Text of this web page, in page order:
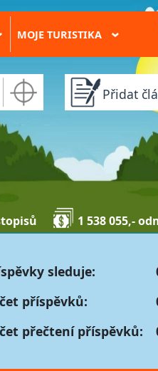
MOJE TURISTIKA ›
Přidat
1 538 055,-
sleduje:
příspěvků:
přečtení příspěvků: